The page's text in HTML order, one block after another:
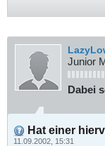
Junior
Dabei
Hat einer
11.09.2002, 15:31